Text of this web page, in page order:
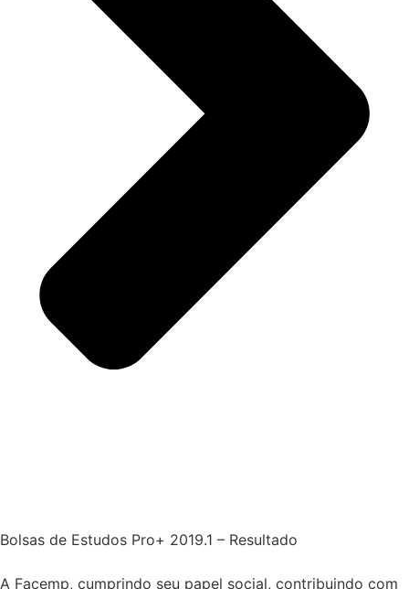
Bolsas de Estudos Pro+ 2019.1 – Resultado
A Facemp, cumprindo seu papel social, contribuindo com